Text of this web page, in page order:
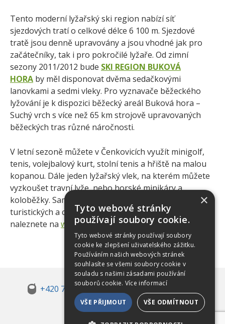
Tento moderní lyžařský ski region nabízí síť
sjezdových tratí o celkové délce 6 100 m. Sjezdové
tratě jsou denně upravovány a jsou vhodné jak pro
začátečníky, tak i pro pokročilé lyžaře. Od zimní
sezony 2011/2012 bude SKI REGION BUKOVÁ
HORA by měl disponovat dvěma sedačkovými
lanovkami a sedmi vleky. Pro vyznavače běžeckého
lyžování je k dispozici běžecký areál Buková hora –
Suchý vrch s více než 65 km strojově upravovaných
běžeckých tras různé náročnosti.
V letní sezoně můžete v Čenkovicích využít minigolf,
tenis, volejbalový kurt, stolní tenis a hřiště na malou
kopanou. Dále jeden lyžařský vlek, na kterém můžete
vyzkoušet travní lyže, nebo horské minikáry a
koloběžky. Samozřejmostí je nepřeberná škála
turistických a cykloturistických tras. Více informací
naleznete na www.skicenkovice.cz
+420 720 080 333
info@pozemky-
cenkovice.cz
×
Tyto webové stránky
používají soubory cookie.
Tyto webové stránky používají soubory
cookie ke zlepšení uživatelského zážitku.
Používáním našich webových stránek
souhlasíte se všemi soubory cookie v
souladu s našimi zásadami používání
souborů cookie. Více informací
VŠE PŘIJMOUT VŠE ODMÍTNOUT